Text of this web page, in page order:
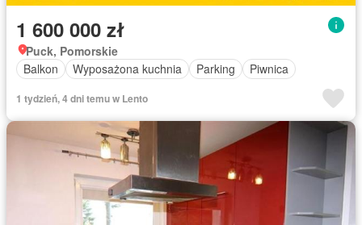
1 600 000 zł
Puck, Pomorskie
Balkon
Wyposażona kuchnia Parking Piwnica
1 tydzień, 4 dni temu w Lento